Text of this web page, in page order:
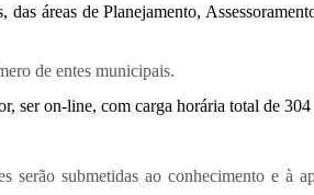
áreas de Planejamento,
de entes municipais.
ser on-line, com carga horária total de 304
serão submetidas ao conhecimento e à